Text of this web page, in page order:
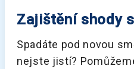
Zajištění shody
Spadáte pod novou
nejste jistí?